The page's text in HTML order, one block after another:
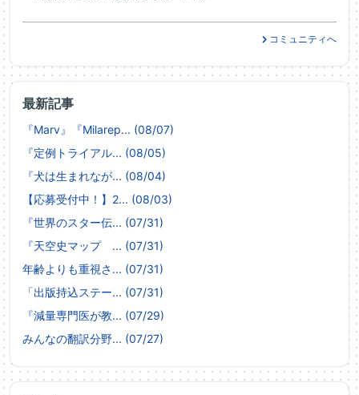
最新記事
『Marv』『Milarep... (08/07)
『定例トライアル... (08/05)
『犬は生まれなが... (08/04)
【応募受付中！】2... (08/03)
『世界のスター伝... (07/31)
『天空史マップ ... (07/31)
年齢よりも重視さ... (07/31)
「出版持込ステー... (07/31)
『減量専門医が教... (07/29)
みんなの翻訳分野... (07/27)
コミュニティへ